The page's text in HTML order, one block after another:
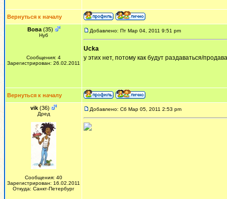
Вернуться к началу
Вова(35)
Нуб
Сообщения: 4
Зарегистрирован: 26.02.2011
Добавлено: Пт Мар 04, 2011 9:51 pm
Ucka
у этих нет, потому как будут раздаваться/
Вернуться к началу
vik (36)
Дред
Сообщения: 40
Зарегистрирован: 16.02.2011
Откуда: Санкт-Петербург
Добавлено: Сб Мар 05, 2011 2:53 pm